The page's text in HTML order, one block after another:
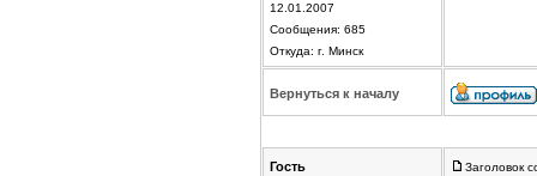
12.01.2007
Сообщения: 685
Откуда: г. Минск
Вернуться к началу
Гость
Заголовок